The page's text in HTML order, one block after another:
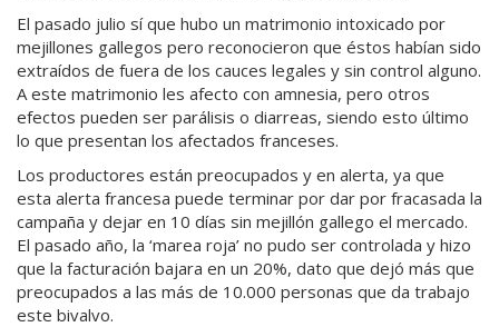
El pasado julio sí que hubo un matrimonio intoxicado por
mejillones gallegos pero reconocieron que éstos habían sido
extraídos de fuera de los cauces legales y sin control alguno.
A este matrimonio les afecto con amnesia, pero otros
efectos pueden ser parálisis o diarreas, siendo esto último
lo que presentan los afectados franceses.
Los productores están preocupados y en alerta, ya que
esta alerta francesa puede terminar por dar por fracasada la
campaña y dejar en 10 días sin mejillón gallego el mercado.
El pasado año, la ‘marea roja’ no pudo ser controlada y hizo
que la facturación bajara en un 20%, dato que dejó más que
preocupados a las más de 10.000 personas que da trabajo
este bivalvo.